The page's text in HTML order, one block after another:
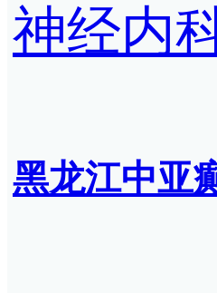
神经内
黑龙江中亚